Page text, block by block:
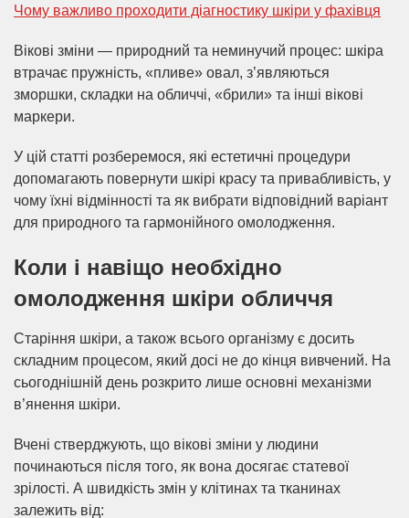
Чому важливо проходити діагностику шкіри у фахівця
Вікові зміни — природний та неминучий процес: шкіра
втрачає пружність, «пливе» овал, з’являються
зморшки, складки на обличчі, «брили» та інші вікові
маркери. ​
У цій статті розберемося, які естетичні процедури
допомагають повернути шкірі красу та привабливість, у
чому їхні відмінності та як вибрати відповідний варіант
для природного та гармонійного омолодження.
Коли і навіщо необхідно
омолодження шкіри обличчя
Старіння шкіри, а також всього організму є досить
складним процесом, який досі не до кінця вивчений. На
сьогоднішній день розкрито лише основні механізми
в’янення шкіри.
Вчені стверджують, що вікові зміни у людини
починаються після того, як вона досягає статевої
зрілості. А швидкість змін у клітинах та тканинах
залежить від: